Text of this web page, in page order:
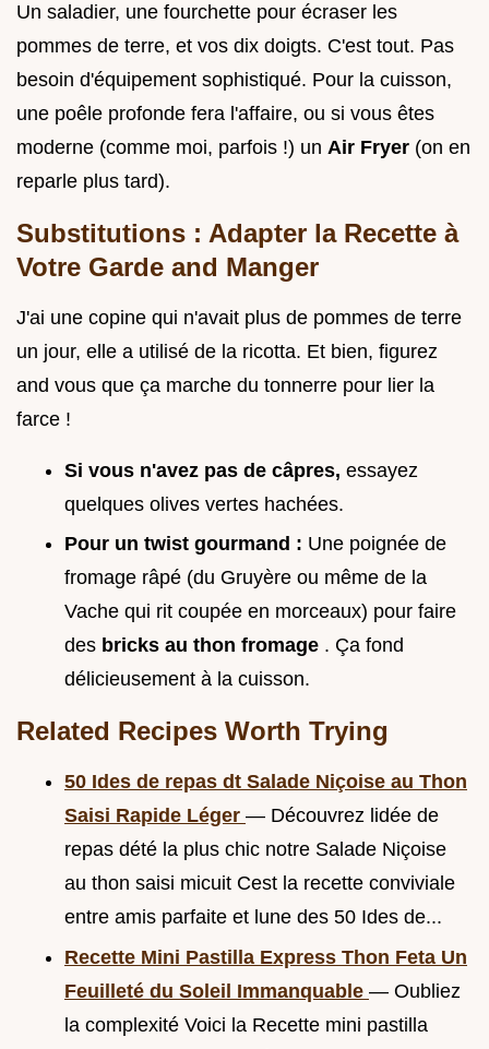
Un saladier, une fourchette pour écraser les
pommes de terre, et vos dix doigts. C'est tout. Pas
besoin d'équipement sophistiqué. Pour la cuisson,
une poêle profonde fera l'affaire, ou si vous êtes
moderne (comme moi, parfois !) un Air Fryer (on en
reparle plus tard).
Substitutions : Adapter la Recette à
Votre Garde and Manger
J'ai une copine qui n'avait plus de pommes de terre
un jour, elle a utilisé de la ricotta. Et bien, figurez
and vous que ça marche du tonnerre pour lier la
farce !
Si vous n'avez pas de câpres, essayez
quelques olives vertes hachées.
Pour un twist gourmand : Une poignée de
fromage râpé (du Gruyère ou même de la
Vache qui rit coupée en morceaux) pour faire
des bricks au thon fromage . Ça fond
délicieusement à la cuisson.
Related Recipes Worth Trying
50 Ides de repas dt Salade Niçoise au Thon
Saisi Rapide Léger — Découvrez lidée de
repas dété la plus chic notre Salade Niçoise
au thon saisi micuit Cest la recette conviviale
entre amis parfaite et lune des 50 Ides de...
Recette Mini Pastilla Express Thon Feta Un
Feuilleté du Soleil Immanquable — Oubliez
la complexité Voici la Recette mini pastilla